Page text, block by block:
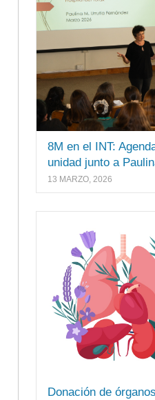
8M en el INT:
unidad junto a
13 MARZO, 2026
Donación de